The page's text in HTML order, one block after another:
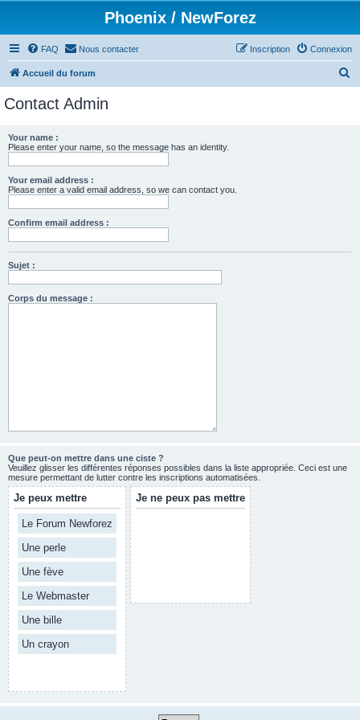
Phoenix / NewForez
FAQ Nous contacter Connexion
Inscription
Accueil du forum
Contact Admin
Your name :
Please enter your name, so the message has an identity.
Your email address :
Please enter a valid email address, so we can contact you.
Confirm email address :
Sujet :
Corps du message :
Que peut-on mettre dans une ciste ?
Veuillez glisser les différentes réponses possibles dans la liste appropriée. Ceci est une
mesure permettant de lutter contre les inscriptions automatisées.
Je peux mettre
Le Forum Newforez
Une perle
Une fève
Le Webmaster
Une bille
Un crayon
Je ne peux pas mettre